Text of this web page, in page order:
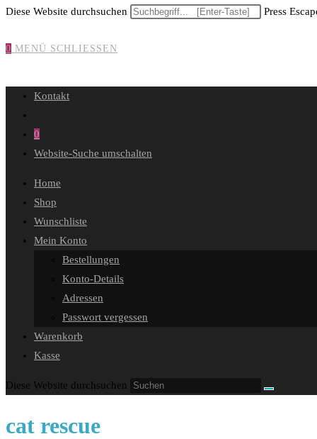
Diese Website durchsuchen Press
0 MENÜ SCHLIESSEN
Kontakt
0
Website-Suche umschalten
Home
Shop
Wunschliste
Mein Konto
Bestellungen
Konto-Details
Adressen
Passwort vergessen
Warenkorb
Kasse
Diese Website durchsuchen
cat rescue